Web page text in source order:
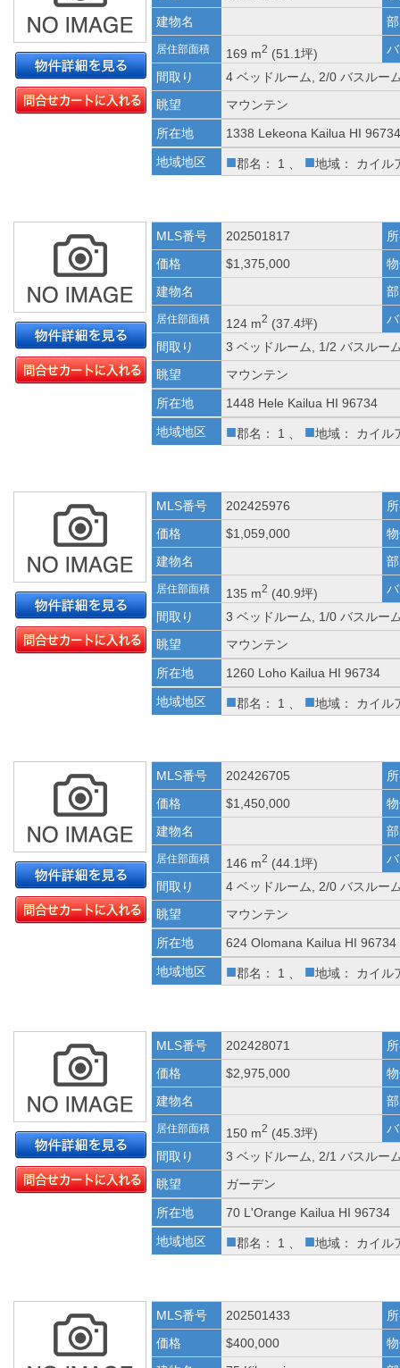
建物名
居住部面積 169 m2 (51.1坪)
間取り
4 ベッドルーム, 2/0 バスルー
眺望
マウンテン
所在地
1338 Lekeona Kailua HI 96734
地域地区
■郡名： 1 、 ■地域： カイル
MLS番号 202501817
価格
$1,375,000
建物名
居住部面積 124 m2 (37.4坪)
間取り
3 ベッドルーム, 1/2 バスルー
眺望
マウンテン
所在地
1448 Hele Kailua HI 96734
地域地区
■郡名： 1 、 ■地域： カイル
MLS番号 202425976
価格
$1,059,000
建物名
居住部面積 135 m2 (40.9坪)
間取り
3 ベッドルーム, 1/0 バスルー
眺望
マウンテン
所在地
1260 Loho Kailua HI 96734
地域地区
■郡名： 1 、 ■地域： カイル
MLS番号 202426705
価格
$1,450,000
建物名
居住部面積 146 m2 (44.1坪)
間取り
4 ベッドルーム, 2/0 バスルー
眺望
マウンテン
所在地
624 Olomana Kailua HI 96734
地域地区
■郡名： 1 、 ■地域： カイル
MLS番号 202428071
価格
$2,975,000
建物名
居住部面積 150 m2 (45.3坪)
間取り
3 ベッドルーム, 2/1 バスルー
眺望
ガーデン
所在地
70 L'Orange Kailua HI 96734
地域地区
■郡名： 1 、 ■地域： カイル
MLS番号 202501433
価格
$400,000